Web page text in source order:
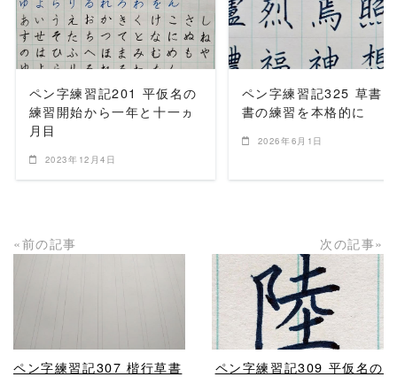
READ MORE
ペン字練習記201 平仮名の
練習開始から一年と十一ヵ
月目
2023年12月4日
READ MORE
ペン字練習記325 草書
書の練習を本格的に
2026年6月1日
«前の記事
ペン字練習記307 楷行草書
次の記事»
READ MORE
ペン字練習記309 平仮名の